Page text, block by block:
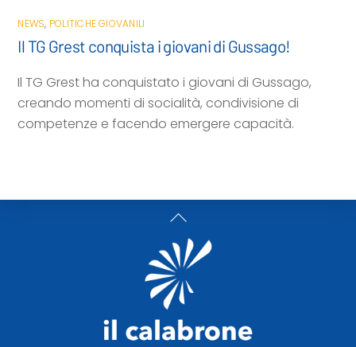
NEWS, POLITICHE GIOVANILI
Il TG Grest conquista i giovani di Gussago!
Il TG Grest ha conquistato i giovani di Gussago,
creando momenti di socialità, condivisione di
competenze e facendo emergere capacità.
Back
To
Top